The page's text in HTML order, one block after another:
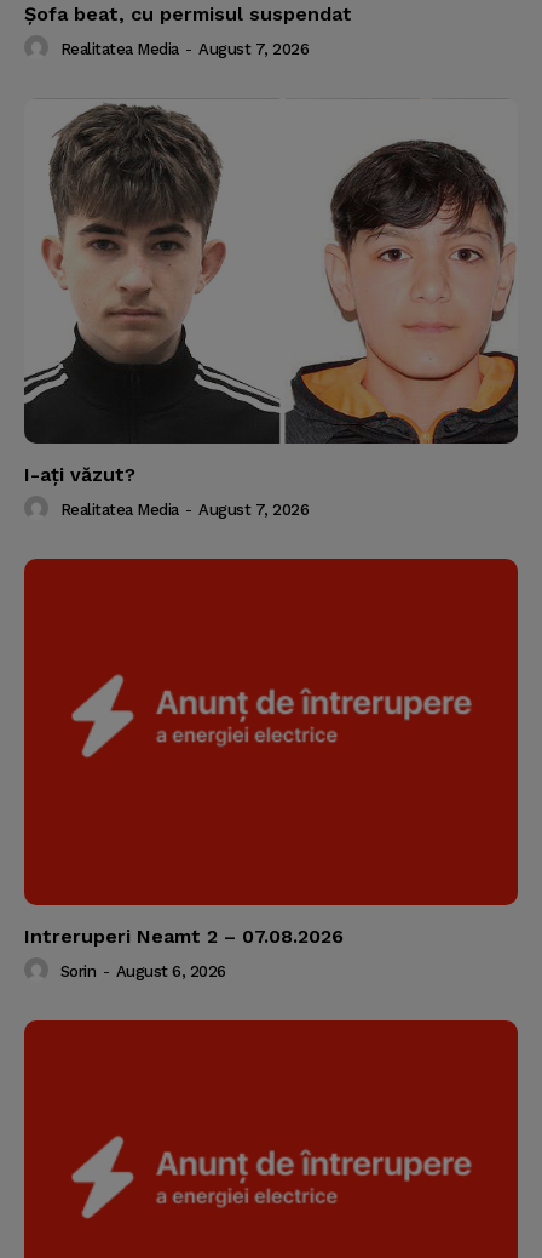
Şofa beat, cu permisul suspendat
Realitatea Media - August 7, 2026
I-aţi văzut?
Realitatea Media - August 7, 2026
Intreruperi Neamt 2 – 07.08.2026
Sorin - August 6, 2026